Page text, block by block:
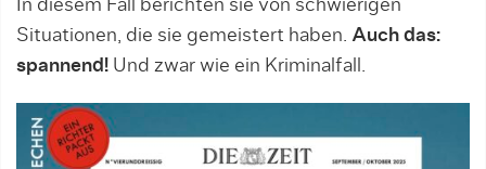
In diesem Fall berichten sie von schwierigen
Situationen, die sie gemeistert haben. Auch das:
spannend! Und zwar wie ein Kriminalfall.